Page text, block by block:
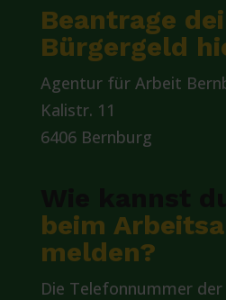
Beantrage
Bürgergeld
Agentur für Arbeit
Kalistr. 11
6406 Bernburg
beim
melden?
Die Telefonnummer